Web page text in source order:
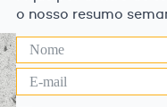
o nosso resumo